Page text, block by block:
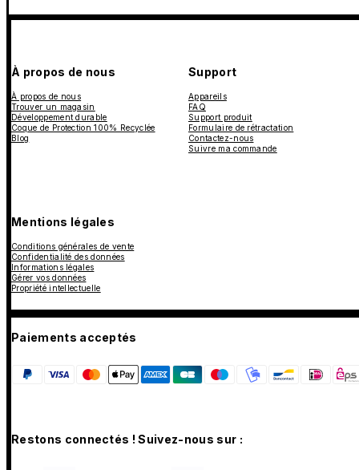
À propos de nous
À propos de nous
Trouver un magasin
Développement durable
Coque de Protection 100% Recyclée
Blog
Support
Appareils
FAQ
Support produit
Formulaire de rétractation
Contactez-nous
Suivre ma commande
Mentions légales
Conditions générales de vente
Confidentialité des données
Informations légales
Gérer vos données
Propriété intellectuelle
Paiements acceptés
Restons connectés ! Suivez-nous sur :